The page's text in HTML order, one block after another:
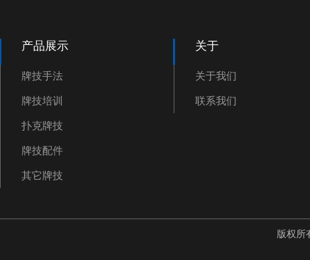
产品展示
牌技手法
牌技培训
扑克牌技
牌技配件
其它牌技
关于
关于我们
联系我们
版权所